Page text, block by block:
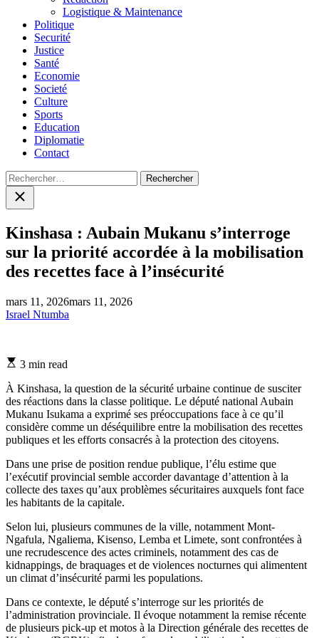
Logistique & Maintenance
Politique
Securité
Justice
Santé
Economie
Societé
Culture
Sports
Education
Diplomatie
Contact
Rechercher :
Close
search
Kinshasa : Aubain Mukanu s’interroge
sur la priorité accordée à la mobilisation
des recettes face à l’insécurité
mars 11, 2026mars 11, 2026
Israel Ntumba
Estimated
time
3 min read
À Kinshasa, la question de la sécurité urbaine continue de susciter
des réactions dans la classe politique. Le député national Aubain
Mukanu Isukama a exprimé ses préoccupations face à ce qu’il
considère comme un déséquilibre entre la mobilisation des recettes
publiques et les efforts consacrés à la protection des citoyens.
Dans une prise de position rendue publique, l’élu estime que
l’exécutif provincial semble accorder davantage d’attention à la
collecte des taxes qu’aux problèmes sécuritaires auxquels font face
les habitants de la capitale.
Selon lui, plusieurs communes de la ville, notamment Mont-
Ngafula, Ngaliema, Kisenso, Lemba et Limete, sont confrontées à
une recrudescence des actes criminels, notamment des cas de
kidnappings, de braquages et de violences nocturnes qui alimentent
un climat d’insécurité parmi les populations.
Dans ce contexte, le député s’interroge sur les priorités de
l’administration provinciale. Il évoque notamment la remise récente
de plusieurs pick-up et motos à la Direction générale des recettes de